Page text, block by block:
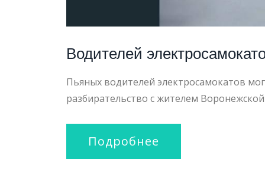
Водителей
Пьяных водителей электросамокатов
разбирательство с жителем
Подробнее